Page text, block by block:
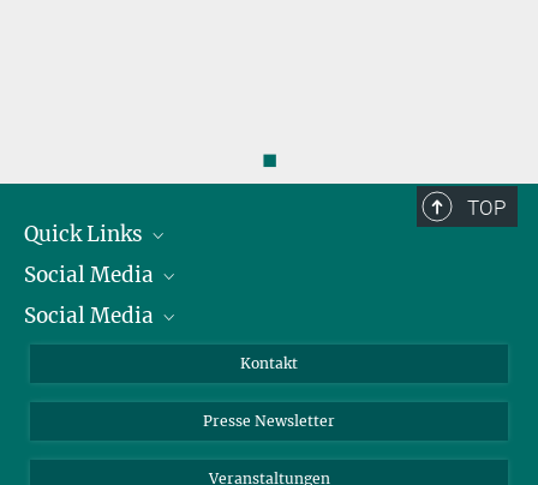
◼
TOP
Quick Links
Präsident
Zahlen und Fakten
Meldestelle Fehlverhalten
Social Media
Bluesky
TikTok
Social Media
Instagram
YouTube
Kontakt
Presse Newsletter
Veranstaltungen